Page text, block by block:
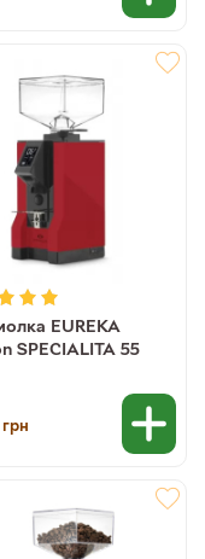
EUREKA
SPECIALITA 55
грн